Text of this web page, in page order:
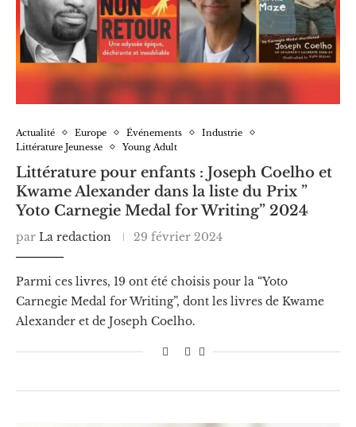
Actualité Europe Événements
Industrie
Littérature Jeunesse
Young Adult
Littérature pour enfants : Joseph Coelho et
Kwame Alexander dans la liste du Prix ”
Yoto Carnegie Medal for Writing” 2024
par La redaction 29 février 2024
Parmi ces livres, 19 ont été choisis pour la “Yoto
Carnegie Medal for Writing”, dont les livres de Kwame
Alexander et de Joseph Coelho.